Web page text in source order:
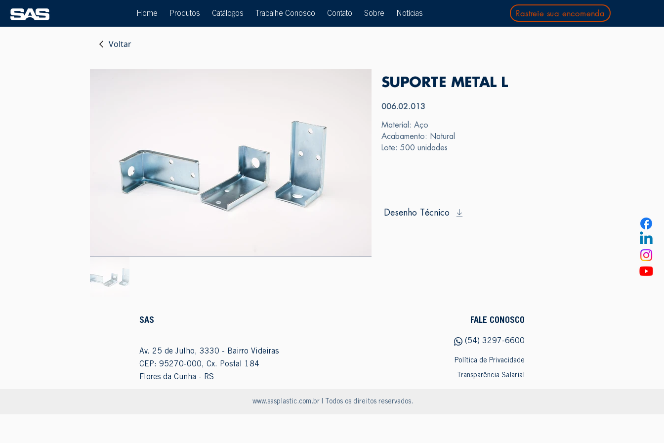
Home Produtos Catálogos Trabalhe Conosco Contato Sobre Notícias Rastreie sua encomenda
Voltar
SUPORTE METAL L
006.02.013
Material: Aço
Acabamento: Natural
Lote: 500 unidades
Desenho Técnico
SAS
Av. 25 de Julho, 3330 - Bairro Videiras
CEP: 95270-000, Cx. Postal 184
Flores da Cunha - RS
FALE CONOSCO
(54) 3297-6600
Política de Privacidade
Transparência Salarial
www.sasplastic.com.br| Todos os direitos reservados.